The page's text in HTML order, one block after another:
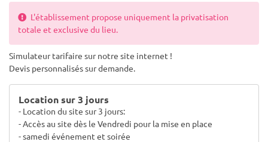
L'établissement propose uniquement la privatisation
totale et exclusive du lieu.
Simulateur tarifaire sur notre site internet !
Devis personnalisés sur demande.
Location sur 3 jours
- Location du site sur 3 jours:
- Accès au site dès le Vendredi pour la mise en place
- samedi événement et soirée